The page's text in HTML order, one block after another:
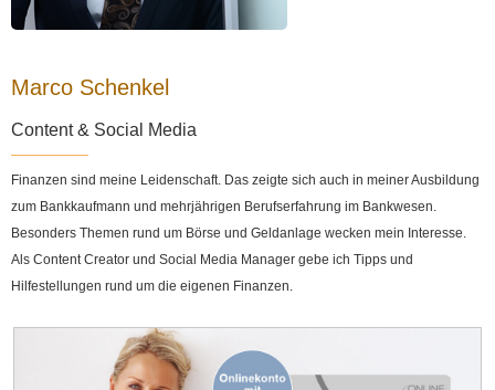
Marco Schenkel
Content & Social Media
Finanzen sind meine Leidenschaft. Das zeigte sich auch in meiner Ausbildung
zum Bankkaufmann und mehrjährigen Berufserfahrung im Bankwesen.
Besonders Themen rund um Börse und Geldanlage wecken mein Interesse.
Als Content Creator und Social Media Manager gebe ich Tipps und
Hilfestellungen rund um die eigenen Finanzen.